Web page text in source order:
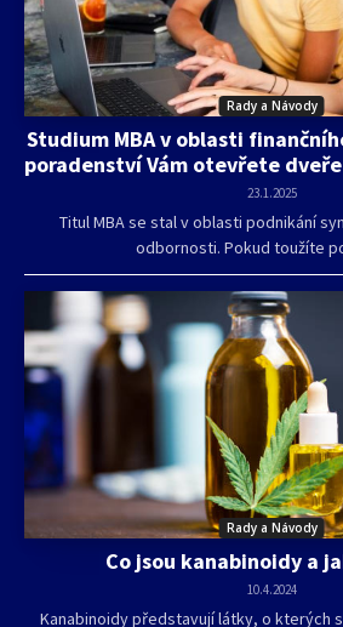
Rady a Návody
Studium MBA v oblasti
poradenství Vám otevřete
23.1.2025
Titul MBA se stal v oblasti podnikání
odbornosti. Pokud toužíte
Rady a Návody
Co jsou kanabinoidy a
10.4.2024
Kanabinoidy představují látky, o kterých